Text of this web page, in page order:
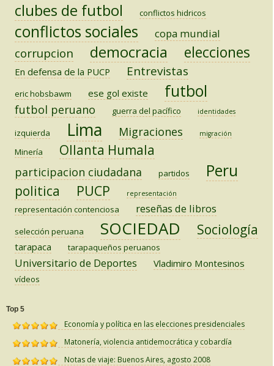
clubes de futbol conflictos hidricos
conflictos sociales copa mundial
corrupcion democracia elecciones
En defensa de la PUCP Entrevistas
eric hobsbawm ese gol existe futbol
futbol peruano guerra del pacífico identidades
izquierda Lima Migraciones migración
Minería Ollanta Humala
participacion ciudadana partidos Peru
politica PUCP representación
representación contenciosa reseñas de libros
selección peruana SOCIEDAD Sociología
tarapaca tarapaqueños peruanos
Universitario de Deportes Vladimiro Montesinos
vídeos
Top 5
Economía y política en las elecciones presidenciales
Matonería, violencia antidemocrática y cobardía
Notas de viaje: Buenos Aires, agosto 2008